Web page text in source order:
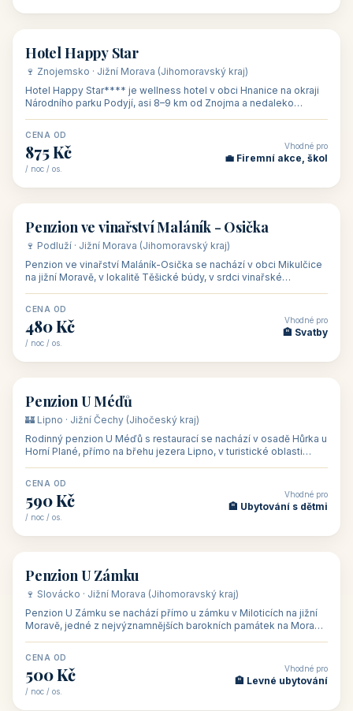
🏨 hotel
Hotel Happy Star
🍷 Znojemsko · Jižní Morava (Jihomoravský kraj)
Hotel Happy Star**** je wellness hotel v obci Hnanice na okraji
Národního parku Podyjí, asi 8–9 km od Znojma a nedaleko
CENA OD
875 Kč
/ noc / os.
Vhodné pro
💼 Firemní akce, škol
🏡 penzion
Penzion ve vinařství Maláník - Osička
🍷 Podluží · Jižní Morava (Jihomoravský kraj)
Penzion ve vinařství Maláník-Osička se nachází v obci Mikulčice
na jižní Moravě, v lokalitě Těšické búdy, v srdci vinařské
CENA OD
480 Kč
/ noc / os.
Vhodné pro
🏨 Svatby
🏡 penzion
Penzion U Méďů
🏰 Lipno · Jižní Čechy (Jihočeský kraj)
Rodinný penzion U Méďů s restaurací se nachází v osadě Hůrka u
Horní Plané, přímo na břehu jezera Lipno, v turistické oblasti
CENA OD
590 Kč
/ noc / os.
Vhodné pro
🏨 Ubytování s dětmi
🏡 penzion
Penzion U Zámku
🍷 Slovácko · Jižní Morava (Jihomoravský kraj)
Penzion U Zámku se nachází přímo u zámku v Miloticích na jižní
Moravě, jedné z nejvýznamnějších barokních památek na Moravě,
CENA OD
500 Kč
/ noc / os.
Vhodné pro
🏨 Levné ubytování